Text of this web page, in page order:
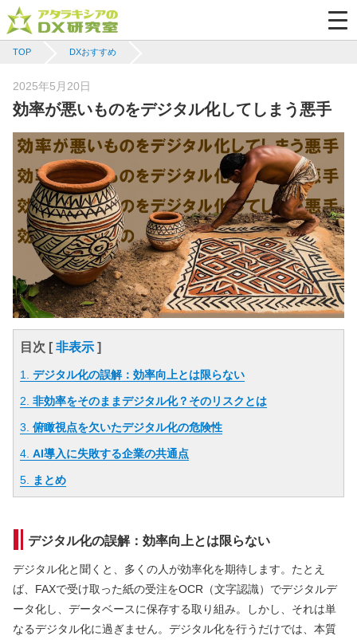
TOP DXおすすめ
Posted
on
2025年5月20日
効率が悪いものをデジタル化してしまう悪手
目次 [ 非表示 ]
1. デジタル化の誤解：効率向上とは限らない
2. 非効率をそのままデジタル化？そのリスクとは
3. 俯瞰視点を欠いたデジタル化の危険性
4. AI導入に失敗する企業の共通点
5. まとめ
デジタル化の誤解：効率向上とは限らない
デジタル化と聞くと、多くの人が効率化を期待します。たとえ
ば、FAXで受け取った紙の受注をOCR（文字認識）でデジタルデ
ータ化し、データベースに保存する取り組み。しかし、それは単
なるデジタル化に過ぎません。デジタル化を行うだけでは、本質